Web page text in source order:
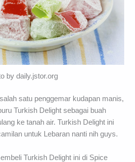
by daily.jstor.org
satu penggemar kudapan manis,
Turkish Delight sebagai buah
ke tanah air. Turkish Delight ini
untuk Lebaran nanti nih guys.
Turkish Delight ini di Spice